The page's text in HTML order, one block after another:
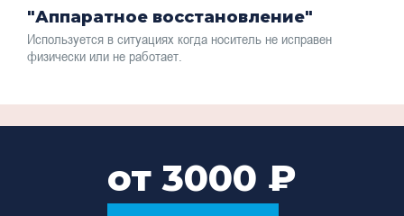
"Аппаратное восстановление"
Используется в ситуациях когда носитель не исправен
физически или не работает.
от 3000